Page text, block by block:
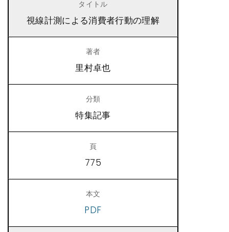
視線計測による消費者行動の理解
里村卓也
特集記事
775
PDF